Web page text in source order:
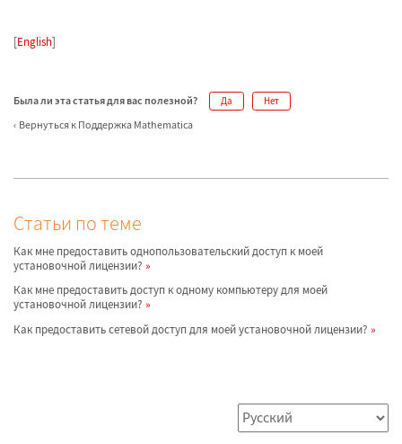
[English]
Была ли эта статья для вас полезной? Да Нет
Вернуться к Поддержка Mathematica
Статьи по теме
Как мне предоставить однопользовательский доступ к моей
установочной лицензии?
Как мне предоставить доступ к одному компьютеру для моей
установочной лицензии?
Как предоставить сетевой доступ для моей установочной лицензии?